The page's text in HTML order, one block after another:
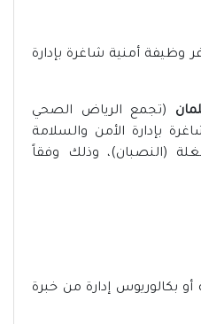
أمنية شاغرة بإدارة
(تجمع الرياض الصحي
بإدارة الأمن والسلامة
(النصبان)، وذلك وفقاً
بكالوريوس إدارة من خبرة